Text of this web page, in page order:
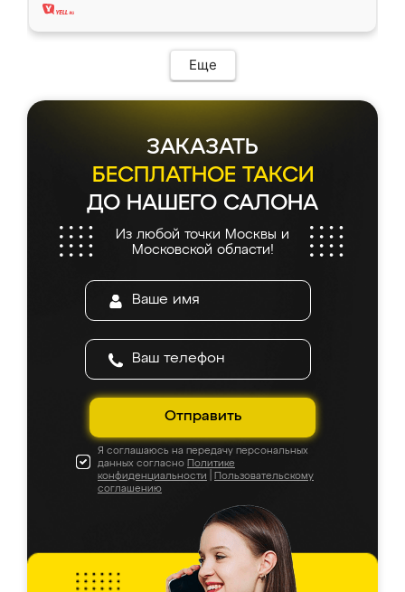
Еще
ЗАКАЗАТЬ
БЕСПЛАТНОЕ ТАКСИ
ДО НАШЕГО САЛОНА
Из любой точки Москвы и
Московской области!
Отправить
Я соглашаюсь на передачу персональных
данных согласно Политике
конфиденциальности
Пользовательскому
соглашению